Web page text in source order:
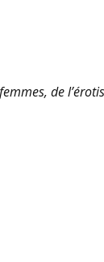
de